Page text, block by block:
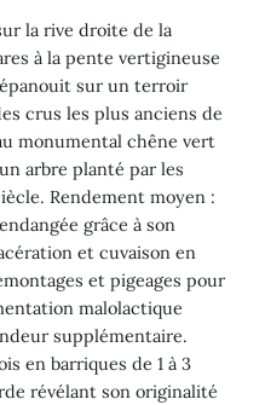
la rive droite de la
à la pente vertigineuse
sur un terroir
crus les plus anciens de
monumental chêne vert
arbre planté par les
Rendement moyen :
grâce à son
et cuvaison en
et pigeages pour
malolactique
supplémentaire.
en barriques de 1 à 3
révélant son originalité